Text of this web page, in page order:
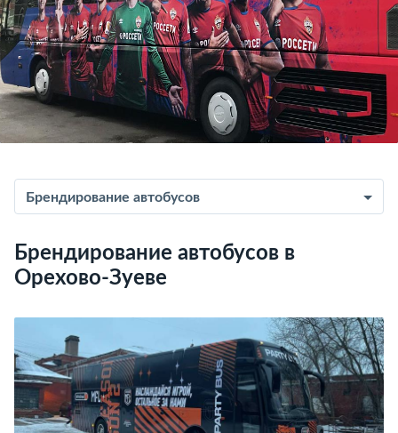
Брендирование автобусов
Брендирование автобусов в
Орехово-Зуеве